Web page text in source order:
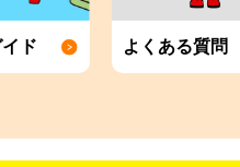
ド よくある質問